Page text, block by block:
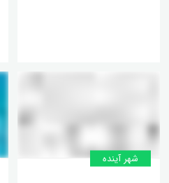
شهر آینده